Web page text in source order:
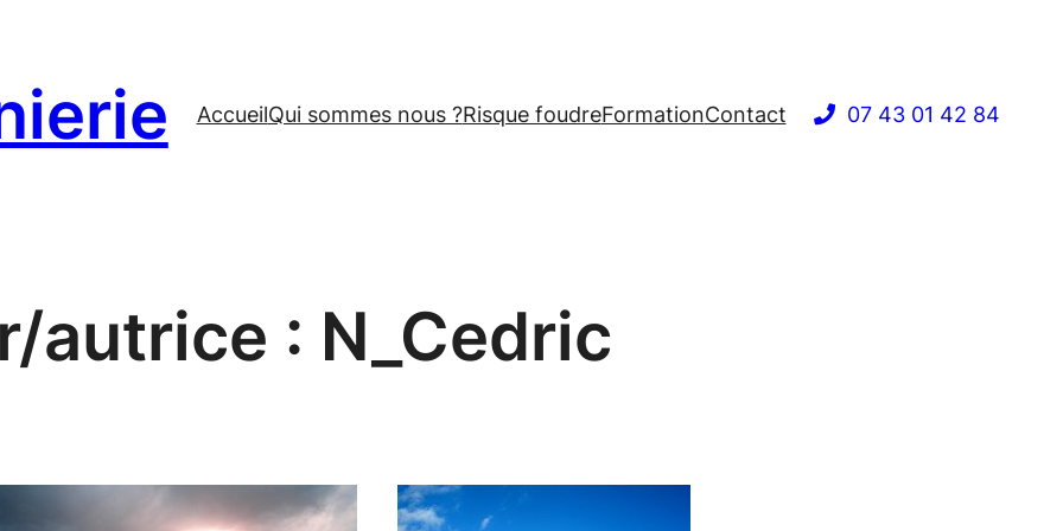
AccueilQui sommes nous ?Risque foudreFormationContact 07 43 01 42 84
autrice : N_Cedric